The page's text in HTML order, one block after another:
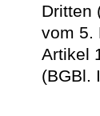
Dritten
vom 5.
Artikel
(BGBl.